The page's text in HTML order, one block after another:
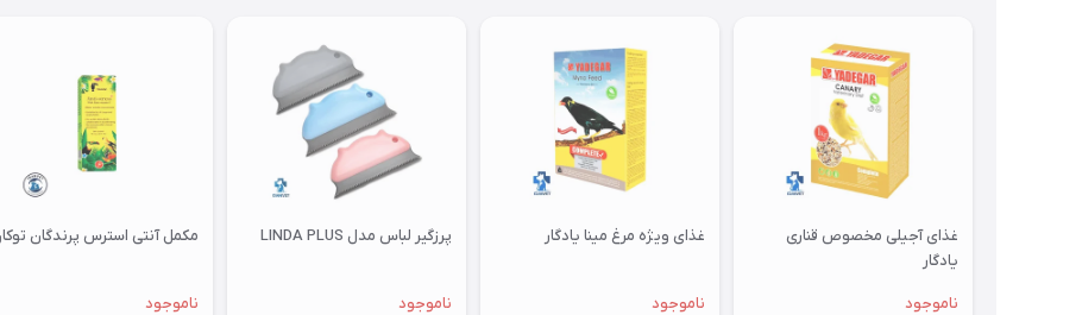
غذای آجیلی مخصوص قناری
یادگار
ناموجود
غذای ویژه مرغ مینا یادگار
ناموجود
پرزگیر لباس مدل LINDA PLUS
ناموجود
مکمل آنتی استرس پرندگان توکان
ناموجود